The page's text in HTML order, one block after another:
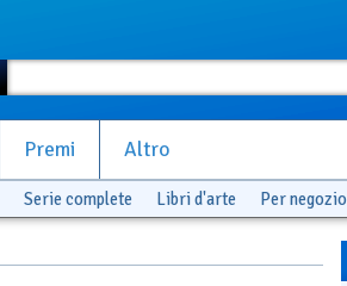
Premi Altro
Serie complete Libri d'arte Per negozio